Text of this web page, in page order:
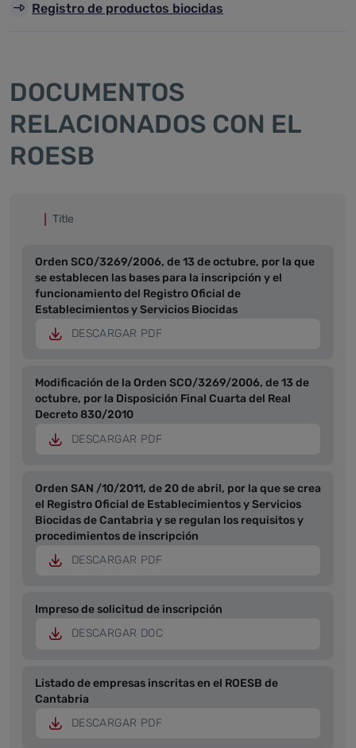
Registro de productos biocidas
DOCUMENTOS
RELACIONADOS CON EL
ROESB
Title
Orden SCO/3269/2006, de 13 de octubre, por la que
se establecen las bases para la inscripción y el
funcionamiento del Registro Oficial de
Establecimientos y Servicios Biocidas
DESCARGAR PDF
Modificación de la Orden SCO/3269/2006, de 13 de
octubre, por la Disposición Final Cuarta del Real
Decreto 830/2010
DESCARGAR PDF
Orden SAN /10/2011, de 20 de abril, por la que se crea
el Registro Oficial de Establecimientos y Servicios
Biocidas de Cantabria y se regulan los requisitos y
procedimientos de inscripción
DESCARGAR PDF
Impreso de solicitud de inscripción
DESCARGAR DOC
Listado de empresas inscritas en el ROESB de
Cantabria
DESCARGAR PDF